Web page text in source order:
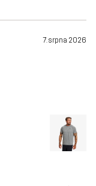
7. srpna 2026